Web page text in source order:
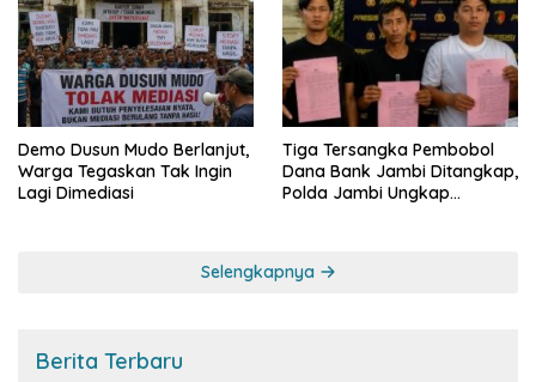
Demo Dusun Mudo Berlanjut,
Warga Tegaskan Tak Ingin
Lagi Dimediasi
Tiga Tersangka Pembobol
Dana Bank Jambi Ditangkap,
Polda Jambi Ungkap
Selengkapnya
Berita Terbaru